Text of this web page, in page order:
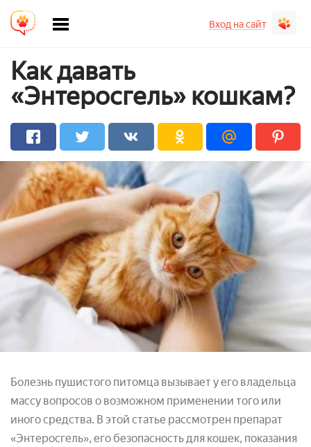
Вход на сайт
Как давать
«Энтеросгель» кошкам?
Болезнь пушистого питомца вызывает у его владельца
массу вопросов о возможном применении того или
иного средства. В этой статье рассмотрен препарат
«Энтеросгель», его безопасность для кошек, показания